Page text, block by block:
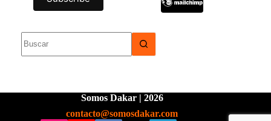
Somos Dakar | 2026
contacto@somosdakar.com